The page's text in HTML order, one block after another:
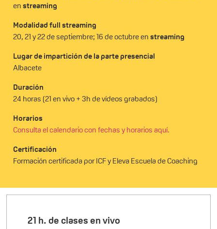
enstreaming
Modalidad full streaming
20, 21 y 22 de septiembre; 16 de octubre enstreaming
Lugar de impartición de la parte presencial
Albacete
Duración
24 horas (21 en vivo + 3h de vídeos grabados)
Horarios
Consulta el calendario con fechas y horarios aquí.
Certificación
Formación certificada por ICF y Eleva Escuela de Coaching
21 h. de clases en vivo